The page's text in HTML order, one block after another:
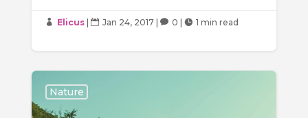
 Elicus|  Jan 24, 2017|  0  1 min read
Nature